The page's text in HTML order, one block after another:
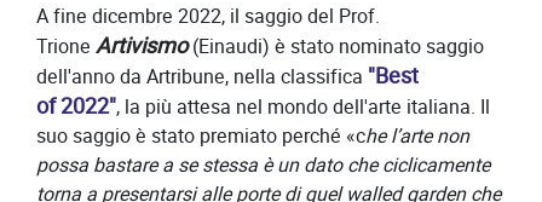
A fine dicembre 2022, il saggio del Prof.
Trione Artivismo(Einaudi) è stato nominato saggio
dell'anno da Artribune, nella classifica "Best
of 2022", la più attesa nel mondo dell'arte italiana. Il
suo saggio è stato premiato perché «che l’arte non
possa bastare a se stessa è un dato che ciclicamente
torna a presentarsi alle porte di quel walled garden che